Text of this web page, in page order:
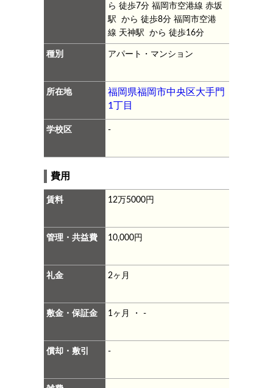
ら 徒歩7分福岡市空港線 赤坂
駅 から 徒歩8分福岡市空港
線 天神駅 から 徒歩16分
種別 アパート・マンション
所在地
福岡県福岡市中央区大手門
1丁目
学校区 -
費用
賃料 12万5000円
管理・共益費 10,000円
礼金 2ヶ月
敷金・保証金 1ヶ月 ・ -
償却・敷引 -